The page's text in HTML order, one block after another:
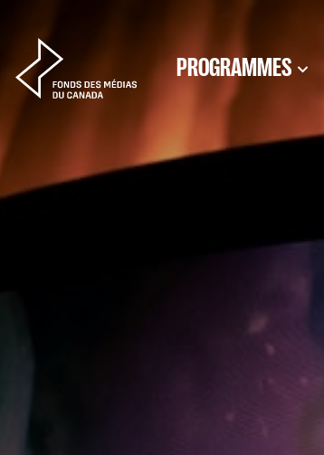
PROGRAMMES